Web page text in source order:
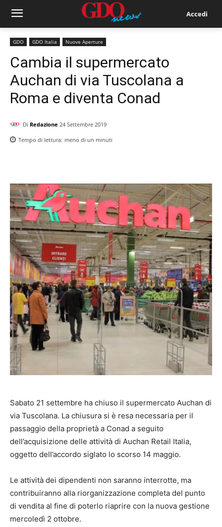
Accedi
GDO GDO Italia Nuove Aperture
Cambia il supermercato
Auchan di via Tuscolana a
Roma e diventa Conad
Di Redazione 24 Settembre 2019
Tempo di lettura: meno di un minuti
Sabato 21 settembre ha chiuso il supermercato Auchan di
via Tuscolana. La chiusura si è resa necessaria per il
passaggio della proprietà a Conad a seguito
dell’acquisizione delle attività di Auchan Retail Italia,
oggetto dell’accordo siglato lo scorso 14 maggio.
Le attività dei dipendenti non saranno interrotte, ma
contribuiranno alla riorganizzazione completa del punto
di vendita al fine di poterlo riaprire con la nuova gestione
mercoledì 2 ottobre.